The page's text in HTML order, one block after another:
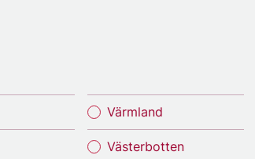
Värmland
Västerbotten